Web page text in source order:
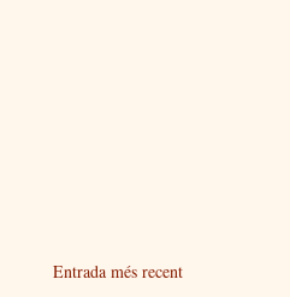
Entrada més recent